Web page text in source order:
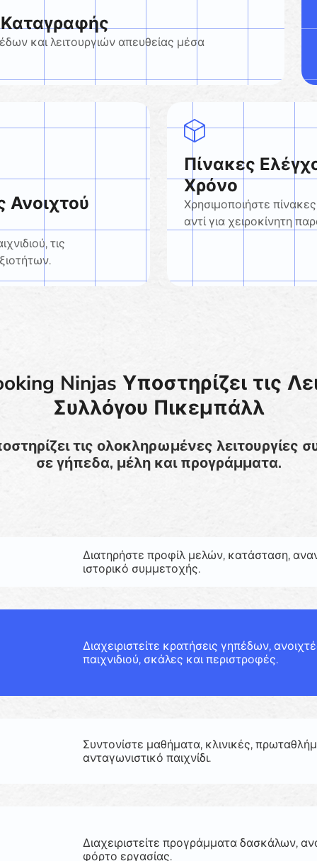
και λειτουργιών απευθείας μέσα
Ανοιχτού
τις
Πίνακες
Χρόνο
Χρησιμοποιήστε
αντί για χειροκίνητη
Ninjas Υποστηρίζει τις
Συλλόγου Πικεμπάλλ
τις ολοκληρωμένες λειτουργίες
σε γήπεδα, μέλη και προγράμματα.
Διατηρήστε προφίλ μελών, κατάσταση,
ιστορικό συμμετοχής.
Διαχειριστείτε κρατήσεις γηπέδων,
παιχνιδιού, σκάλες και περιστροφές.
Συντονίστε μαθήματα, κλινικές,
ανταγωνιστικό παιχνίδι.
Διαχειριστείτε προγράμματα δασκάλων,
φόρτο εργασίας.